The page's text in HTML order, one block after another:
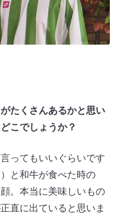
たくさんあるかと思い
こでしょうか？
ってもいいぐらいです
と和牛が食べた時の
。本当に美味しいもの
直に出ていると思いま